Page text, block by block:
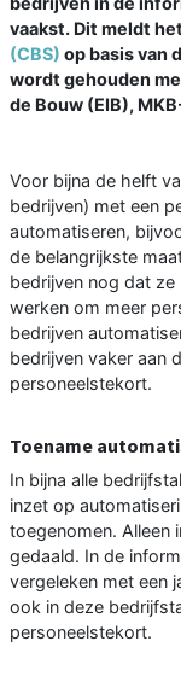
vaakst. Dit meldt het
(CBS) op basis van
wordt gehouden
de Bouw (EIB),
Voor bijna de helft
bedrijven) met een
automatiseren,
de belangrijkste
bedrijven nog dat
werken om meer
bedrijven
bedrijven vaker aan
personeelstekort.
Toename
In bijna alle
inzet op
toegenomen. Alleen
gedaald. In de
vergeleken met een
ook in deze
personeelstekort.